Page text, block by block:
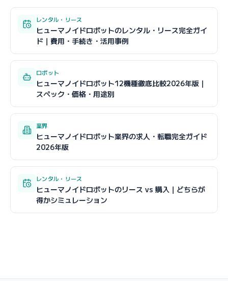
レンタル・リース
ヒューマノイドロボットのレンタル・リース完全ガイ
ド｜費用・手続き・活用事例
ロボット
ヒューマノイドロボット12機種徹底比較2026年版｜
スペック・価格・用途別
業界
ヒューマノイドロボット業界の求人・転職完全ガイド
2026年版
レンタル・リース
ヒューマノイドロボットのリース vs 購入｜どちらが
得かシミュレーション